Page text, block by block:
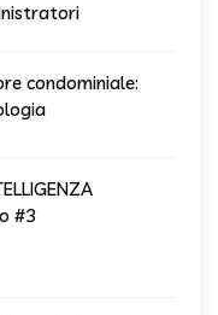
condominiale:
#3